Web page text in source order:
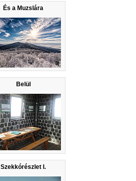
És a Muzslára
Belül
Szekkórészlet I.